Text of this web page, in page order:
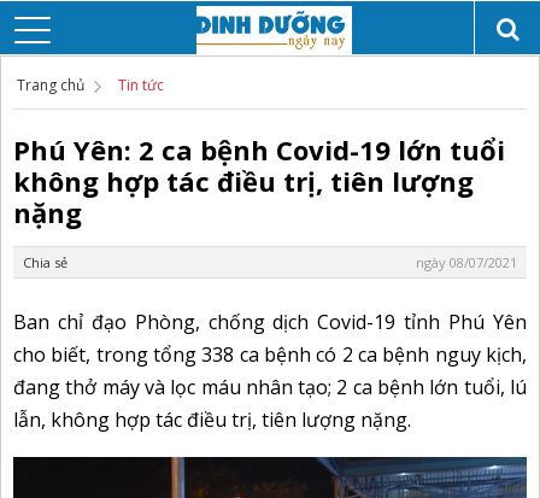
Trang chủ Tin tức
Phú Yên: 2 ca bệnh Covid-19 lớn tuổi
không hợp tác điều trị, tiên lượng
nặng
Chia sẻ ngày 08/07/2021
Ban chỉ đạo Phòng, chống dịch Covid-19 tỉnh Phú Yên
cho biết, trong tổng 338 ca bệnh có 2 ca bệnh nguy kịch,
đang thở máy và lọc máu nhân tạo; 2 ca bệnh lớn tuổi, lú
lẫn, không hợp tác điều trị, tiên lượng nặng.